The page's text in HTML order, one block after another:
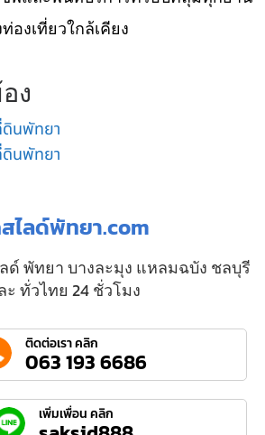
องเที่ยวใกล้เคียง
ง
นพัทยา
นพัทยา
ไลด์พัทยา.com
ด์ พัทยา บางละมุง แหลมฉบัง ชลบุรี
ะ ทั่วไทย 24 ชั่วโมง
ติดต่อเรา คลิก
063 193 6686
เพิ่มเพื่อน คลิก